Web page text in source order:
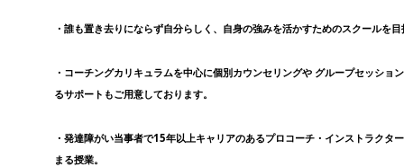
・誰も置き去りにならず自分らしく、自身の強みを活かすためのスクールを
・コーチングカリキュラムを中心に個別カウンセリングや グループセッショ
るサポートもご用意しております。
・発達障がい当事者で15年以上キャリアのあるプロコーチ・インストラクタ
まる授業。